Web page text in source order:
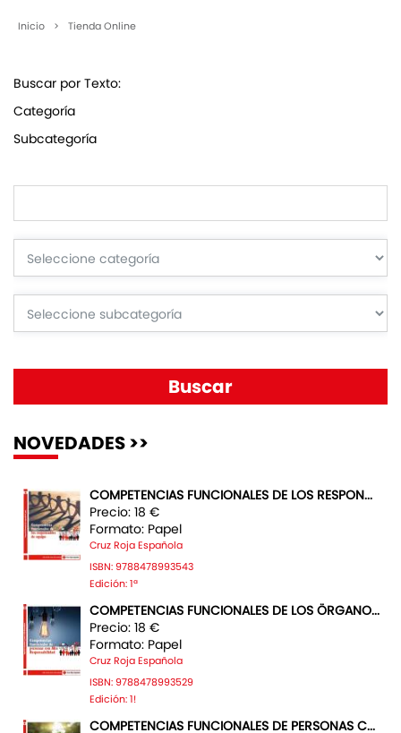
Inicio > Tienda Online
Buscar por Texto:
Categoría
Subcategoría
NOVEDADES >>
COMPETENCIAS FUNCIONALES DE LOS RESPON...
Precio: 18 €
Formato: Papel
Cruz Roja Española
ISBN: 9788478993543
Edición: 1ª
COMPETENCIAS FUNCIONALES DE LOS ÖRGANO...
Precio: 18 €
Formato: Papel
Cruz Roja Española
ISBN: 9788478993529
Edición: 1!
COMPETENCIAS FUNCIONALES DE PERSONAS C...